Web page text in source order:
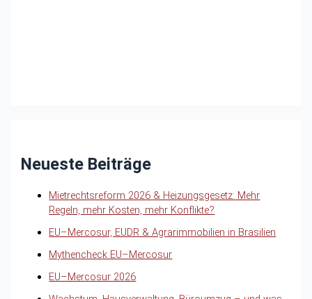
Neueste Beiträge
Mietrechtsreform 2026 & Heizungsgesetz: Mehr
Regeln, mehr Kosten, mehr Konflikte?
EU–Mercosur, EUDR & Agrarimmobilien in Brasilien
Mythencheck EU–Mercosur
EU–Mercosur 2026